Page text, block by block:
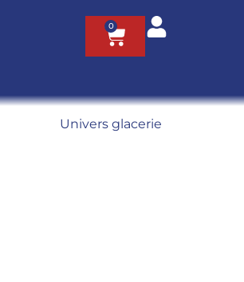
0
Univers glacerie